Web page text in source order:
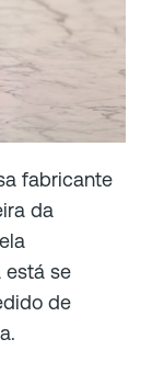
fabricante
da
está se
de